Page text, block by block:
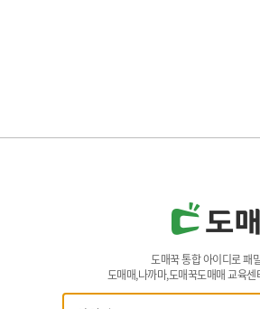
도매꾹 통합 아이디로 패
도매매,나까마,도매꾹도매매 교육